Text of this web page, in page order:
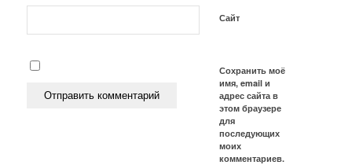
Сайт
Сохранить моё
имя, email и
адрес сайта в
этом браузере
для
последующих
моих
комментариев.